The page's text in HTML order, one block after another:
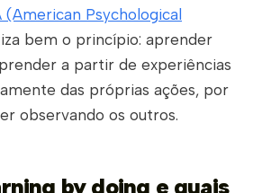
Psychological
bem o princípio: aprender
a partir de experiências
das próprias ações, por
observando os outros.
by doing e quais